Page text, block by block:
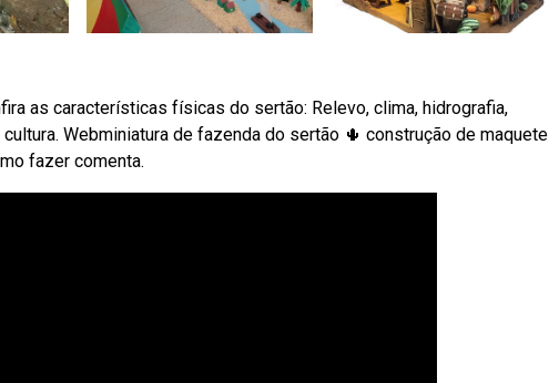
as características físicas do sertão: Relevo, clima, hidrografia,
Webminiatura de fazenda do sertão 🌵 construção de maquete
fazer comenta.